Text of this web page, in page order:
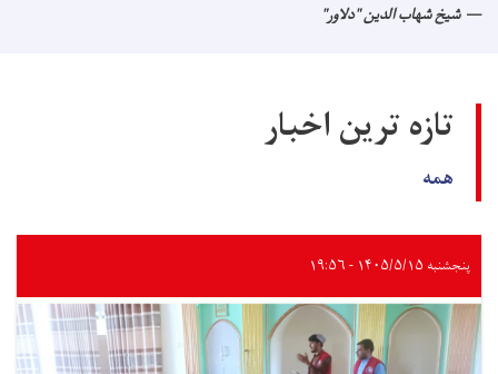
شیخ شهاب الدین "دلاور"
تازه ترین اخبار
همه
پنجشنبه ۱۴۰۵/۵/۱۵ - ۱۹:۵۶